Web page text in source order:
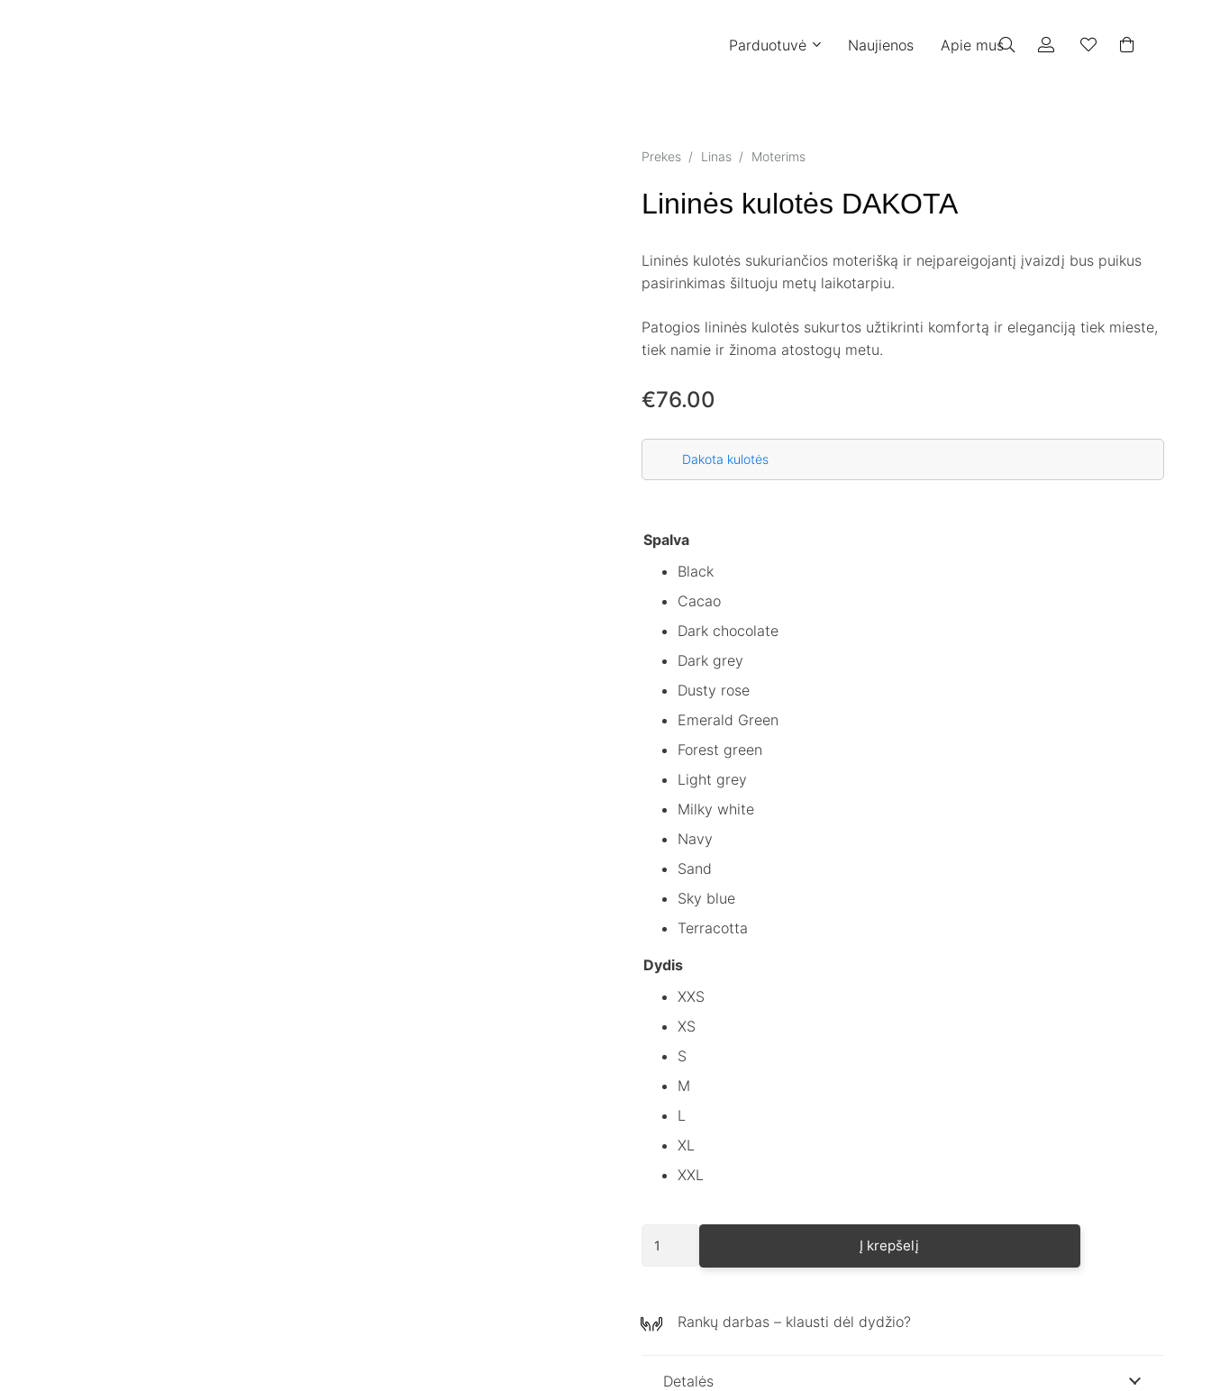
Parduotuvė Naujienos Apie mus
Prekes / Linas / Moterims
Lininės kulotės DAKOTA
Lininės kulotės sukuriančios moterišką ir neįpareigojantį įvaizdį bus puikus
pasirinkimas šiltuoju metų laikotarpiu.
Patogios lininės kulotės sukurtos užtikrinti komfortą ir eleganciją tiek mieste,
tiek namie ir žinoma atostogų metu.
€76.00
Dakota kulotės
Spalva
Black
Cacao
Dark chocolate
Dark grey
Dusty rose
Emerald Green
Forest green
Light grey
Milky white
Navy
Sand
Sky blue
Terracotta
Dydis
XXS
XS
S
M
L
XL
XXL
DAKOTA
Į krepšelį
Rankų darbas – klausti dėl dydžio?
Detalės